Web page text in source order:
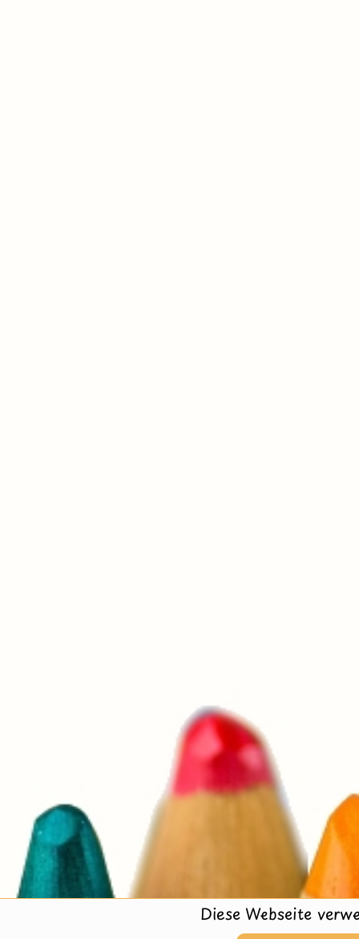
Diese Webseite